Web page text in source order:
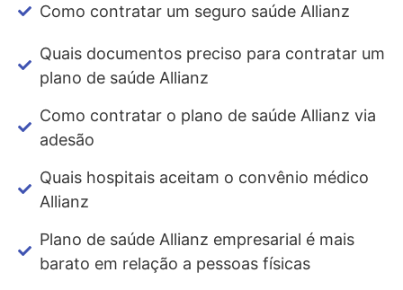
Como contratar um seguro saúde Allianz
Quais documentos preciso para contratar um
plano de saúde Allianz
Como contratar o plano de saúde Allianz via
adesão
Quais hospitais aceitam o convênio médico
Allianz
Plano de saúde Allianz empresarial é mais
barato em relação a pessoas físicas